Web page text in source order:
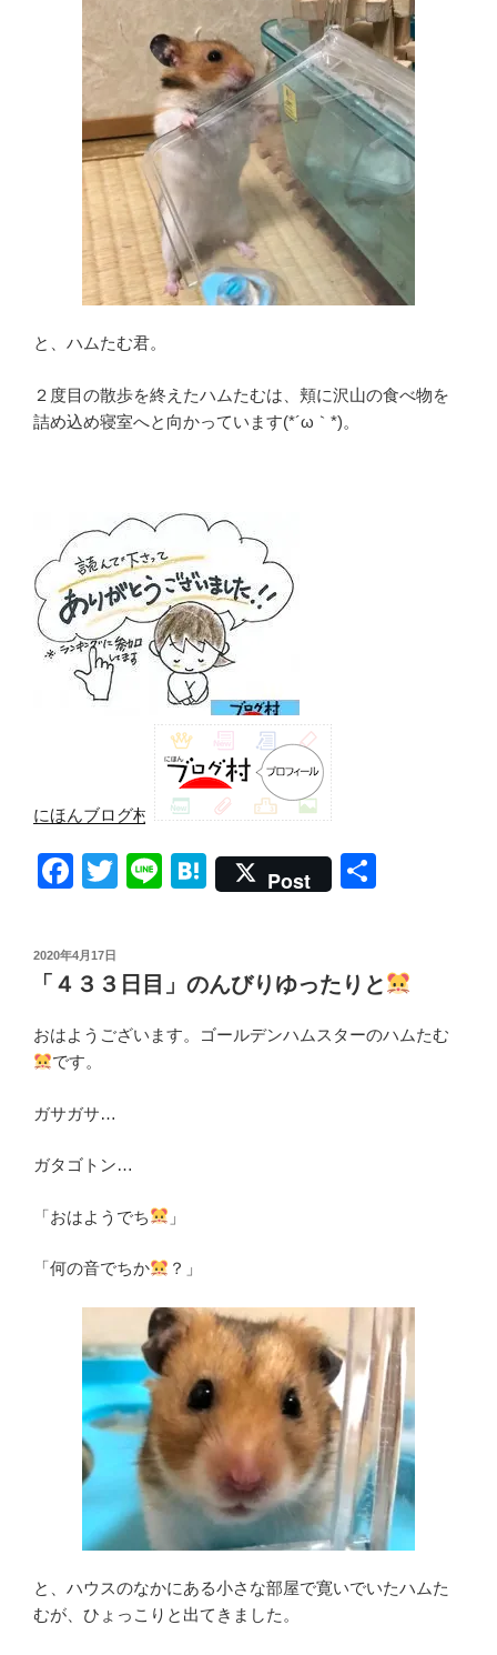
と、ハムたむ君。
２度目の散歩を終えたハムたむは、頬に沢山の食べ物を
詰め込め寝室へと向かっています(*´ω｀*)。
にほんブログ村
F
c
e
o
o
k
T
er
Li
H
n
Post
投
2020年4月17日
「４３３日目」のんびりゆったりと
おはようございます。ゴールデンハムスターのハムたむ
です。
ガサガサ…
ガタゴトン…
「おはようでち 」
「何の音でちか ？」
と、ハウスのなかにある小さな部屋で寛いでいたハムた
むが、ひょっこりと出てきました。